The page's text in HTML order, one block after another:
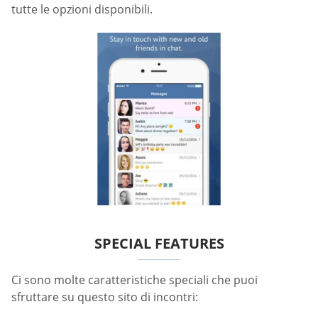
tutte le opzioni disponibili.
SPECIAL FEATURES
Ci sono molte caratteristiche speciali che puoi
sfruttare su questo sito di incontri: